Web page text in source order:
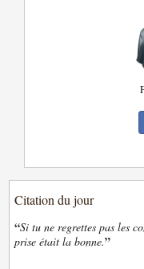
Citation du jour
“Si tu ne regrettes pas les
prise était la bonne.”